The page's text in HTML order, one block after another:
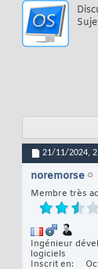
21/11/2024,
noremorse
Membre très
Ingénieur
logiciels
Inscrit en